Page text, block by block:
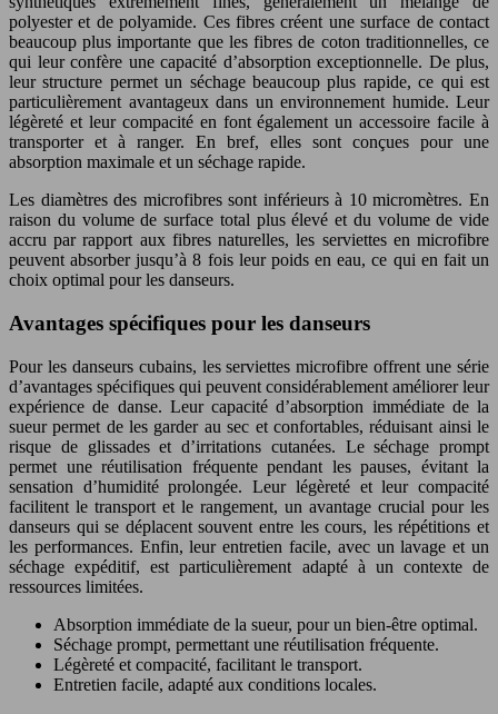
polyester et de polyamide. Ces fibres créent une surface de contact
beaucoup plus importante que les fibres de coton traditionnelles, ce
qui leur confère une capacité d’absorption exceptionnelle. De plus,
leur structure permet un séchage beaucoup plus rapide, ce qui est
particulièrement avantageux dans un environnement humide. Leur
légèreté et leur compacité en font également un accessoire facile à
transporter et à ranger. En bref, elles sont conçues pour une
absorption maximale et un séchage rapide.
Les diamètres des microfibres sont inférieurs à 10 micromètres. En
raison du volume de surface total plus élevé et du volume de vide
accru par rapport aux fibres naturelles, les serviettes en microfibre
peuvent absorber jusqu’à 8 fois leur poids en eau, ce qui en fait un
choix optimal pour les danseurs.
Avantages spécifiques pour les danseurs
Pour les danseurs cubains, les serviettes microfibre offrent une série
d’avantages spécifiques qui peuvent considérablement améliorer leur
expérience de danse. Leur capacité d’absorption immédiate de la
sueur permet de les garder au sec et confortables, réduisant ainsi le
risque de glissades et d’irritations cutanées. Le séchage prompt
permet une réutilisation fréquente pendant les pauses, évitant la
sensation d’humidité prolongée. Leur légèreté et leur compacité
facilitent le transport et le rangement, un avantage crucial pour les
danseurs qui se déplacent souvent entre les cours, les répétitions et
les performances. Enfin, leur entretien facile, avec un lavage et un
séchage expéditif, est particulièrement adapté à un contexte de
ressources limitées.
Absorption immédiate de la sueur, pour un bien-être optimal.
Séchage prompt, permettant une réutilisation fréquente.
Légèreté et compacité, facilitant le transport.
Entretien facile, adapté aux conditions locales.